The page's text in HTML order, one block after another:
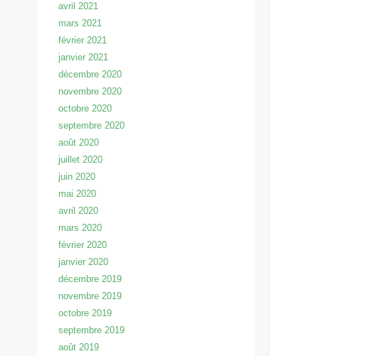
avril 2021
mars 2021
février 2021
janvier 2021
décembre 2020
novembre 2020
octobre 2020
septembre 2020
août 2020
juillet 2020
juin 2020
mai 2020
avril 2020
mars 2020
février 2020
janvier 2020
décembre 2019
novembre 2019
octobre 2019
septembre 2019
août 2019